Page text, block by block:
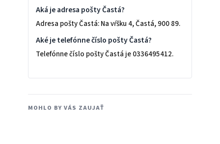
Aká je adresa pošty Častá?
Adresa pošty Častá: Na vŕšku 4, Častá, 900 89.
Aké je telefónne číslo pošty Častá?
Telefónne číslo pošty Častá je 0336495412.
MOHLO BY VÁS ZAUJAŤ